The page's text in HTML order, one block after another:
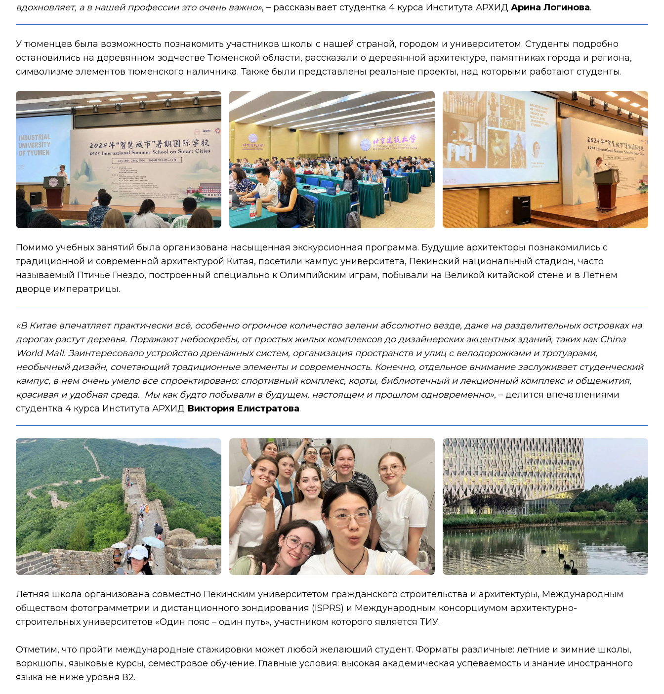
вдохновляет, а в нашей профессии это очень важно», – рассказывает студентка 4 курса Института АРХИД Арина Логинова.
У тюменцев была возможность познакомить участников школы с нашей страной, городом и университетом. Студенты подробно
остановились на деревянном зодчестве Тюменской области, рассказали о деревянной архитектуре, памятниках города и региона,
символизме элементов тюменского наличника. Также были представлены реальные проекты, над которыми работают студенты.
Помимо учебных занятий была организована насыщенная экскурсионная программа. Будущие архитекторы познакомились с
традиционной и современной архитектурой Китая, посетили кампус университета, Пекинский национальный стадион, часто
называемый Птичье Гнездо, построенный специально к Олимпийским играм, побывали на Великой китайской стене и в Летнем
дворце императрицы.
«В Китае впечатляет практически всё, особенно огромное количество зелени абсолютно везде, даже на разделительных островках на
дорогах растут деревья. Поражают небоскребы, от простых жилых комплексов до дизайнерских акцентных зданий, таких как China
World Mall. Заинтересовало устройство дренажных систем, организация пространств и улиц с велодорожками и тротуарами,
необычный дизайн, сочетающий традиционные элементы и современность. Конечно, отдельное внимание заслуживает студенческий
кампус, в нем очень умело все спроектировано: спортивный комплекс, корты, библиотечный и лекционный комплекс и общежития,
красивая и удобная среда. Мы как будто побывали в будущем, настоящем и прошлом одновременно», – делится впечатлениями
студентка 4 курса Института АРХИД Виктория Елистратова.
Летняя школа организована совместно Пекинским университетом гражданского строительства и архитектуры, Международным
обществом фотограмметрии и дистанционного зондирования (ISPRS) и Международным консорциумом архитектурно-
строительных университетов «Один пояс – один путь», участником которого является ТИУ.
Отметим, что пройти международные стажировки может любой желающий студент. Форматы различные: летние и зимние школы,
воркшопы, языковые курсы, семестровое обучение. Главные условия: высокая академическая успеваемость и знание иностранного
языка не ниже уровня В2.